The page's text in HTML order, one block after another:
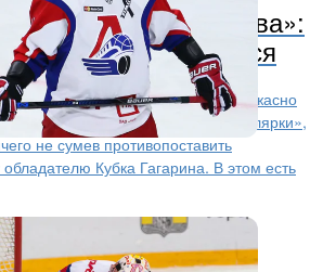
агенты «Локомотива»:
с кем расстаться
Ярославский «Локомотив» ужасно
после такой замечательной «регулярки»,
не сумев противопоставить
Кубка Гагарина. В этом есть